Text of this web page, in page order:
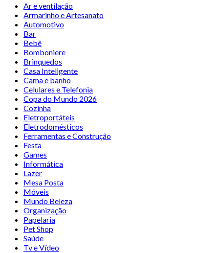
Ar e ventilação
Armarinho e Artesanato
Automotivo
Bar
Bebê
Bomboniere
Brinquedos
Casa Inteligente
Cama e banho
Celulares e Telefonia
Copa do Mundo 2026
Cozinha
Eletroportáteis
Eletrodomésticos
Ferramentas e Construção
Festa
Games
Informática
Lazer
Mesa Posta
Móveis
Mundo Beleza
Organização
Papelaria
Pet Shop
Saúde
Tv e Vídeo